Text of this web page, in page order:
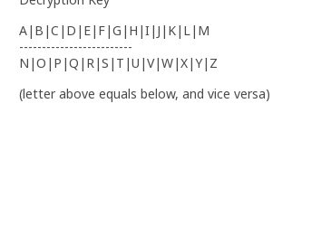
A|B|C|D|E|F|G|H|I|J|K|L|M
-------------------------
N|O|P|Q|R|S|T|U|V|W|X|Y|Z
(letter above equals below, and vice versa)